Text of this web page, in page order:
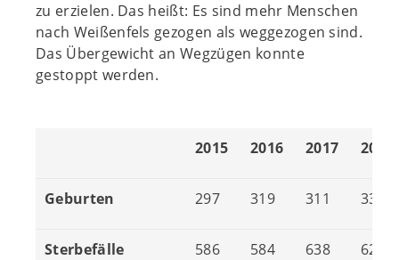
zu erzielen. Das heißt: Es sind mehr Menschen
nach Weißenfels gezogen als weggezogen sind.
Das Übergewicht an Wegzügen konnte
gestoppt werden.
2015 2016 2017 2018
Geburten 297 319 311 333
Sterbefälle 586 584 638 621